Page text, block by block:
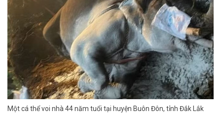
Một cá thể voi nhà 44 năm tuổi tại huyện Buôn Đôn, tỉnh Đắk Lắk